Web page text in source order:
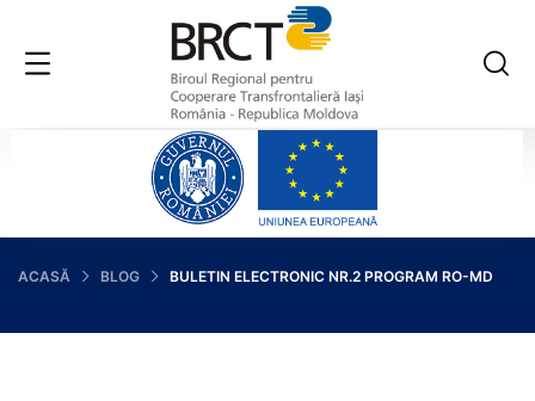
ACASĂ BLOG BULETIN ELECTRONIC NR.2 PROGRAM RO-MD